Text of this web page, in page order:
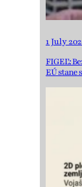
1 July
FIGEĽ:
EÚ stane